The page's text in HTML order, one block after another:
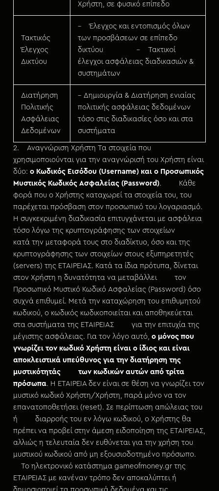
Χρήστη, σε φυσικό επίπεδο
Τακτικός
Έλεγχος
Δικτύου
– Έλεγχος και εντοπισμός όλων
των προσβάσεων σε επίπεδο
δικτύου – Τακτικοί
έλεγχοι ασφάλειας διαδικασιών &
συστημάτων
Διατήρηση
Πολιτικής
Ασφάλειας
Δεδομένων
– Δημιουργία & Διατήρηση ενιαίας
πολιτικής ασφάλειας δεδομένων
τόσο στις διαδικασίες όσο και στα
συστήματα
2. Αναγνώριση Χρήστη Τα στοιχεία που
χρησιμοποιούνται για την αναγνώρισή του Χρήστη είναι
δύο: ο Κωδικός Εισόδου (Username) και ο Προσωπικός
Μυστικός Κωδικός Ασφαλείας (Password). Κάθε
φορά που ο Χρήστης καταχωρεί τα στοιχεία του, του
παρέχεται πρόσβαση στον προσωπικό του λογαριασμό.
Η συγκεκριμένη διαδικασία επιτυγχάνεται με ασφάλεια
τόσο λόγω της κρυπτογράφησης των στοιχείων
κατά την μεταφορά τους στο διαδίκτυο, όσο και της
κρυπτογράφησης των στοιχείων στους εξυπηρετητές
(servers) της ΕΤΑΙΡΕΙΑΣ. Κατά τα ίδια πρότυπα, δίνεται
στον Χρήστη η δυνατότητα να μεταβάλλει τον
Προσωπικό Μυστικό Κωδικό Ασφαλείας (Password) όσο
συχνά επιθυμεί. Μετά την καταχώρηση του επιθυμητού
κωδικού, ο κωδικός κωδικοποιείται και αποθηκεύεται
στα συστήματα της ΕΤΑΙΡΕΙΑΣ για την επιτυχία της
μέγιστης ασφάλειας. Για τον λόγο αυτό, ο μόνος που
γνωρίζει τον κωδικό Χρήστη είναι ο ίδιος και είναι
αποκλειστικά υπεύθυνος για την διατήρηση της
μυστικότητάς
των κωδικών αυτών από τρίτα
πρόσωπα. Η ΕΤΑΙΡΕΙΑ δεν είναι σε θέση να γνωρίζει τον
μυστικό κωδικό Χρήστη/Χρήστη, παρά μόνο να τον
επανατοποθετήσει (reset). Σε περίπτωση απώλειας του
ή διαρροής του εν λόγω κωδικού, ο Χρήστης θα
πρέπει να προβεί στην άμεση ειδοποίηση της ΕΤΑΙΡΕΙΑΣ,
αλλιώς η τελευταία δεν ευθύνεται για την χρήση του
μυστικού κωδικού από μη εξουσιοδοτημένο πρόσωπο.
Το ηλεκτρονικό κατάστημα gameofmoney.gr της
ΕΤΑΙΡΕΙΑΣ με κανέναν τρόπο δεν αποκαλύπτει ή